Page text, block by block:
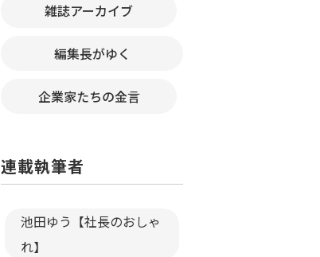
雑誌アーカイブ
編集長がゆく
企業家たちの金言
連載執筆者
池田ゆう【社長のおしゃ
れ】